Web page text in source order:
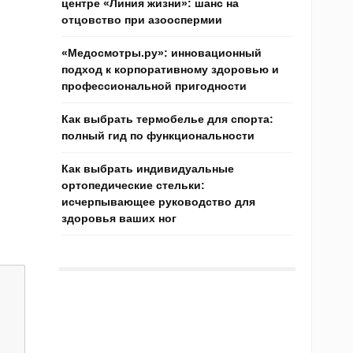
центре «Линия жизни»: шанс на
отцовство при азооспермии
«Медосмотры.ру»: инновационный
подход к корпоративному здоровью и
профессиональной пригодности
Как выбрать термобелье для спорта:
полный гид по функциональности
Как выбрать индивидуальные
ортопедические стельки:
исчерпывающее руководство для
здоровья ваших ног